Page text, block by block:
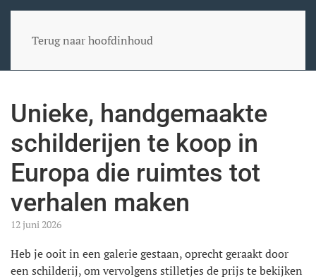
Terug naar hoofdinhoud
Unieke, handgemaakte
schilderijen te koop in
Europa die ruimtes tot
verhalen maken
12 juni 2026
Heb je ooit in een galerie gestaan, oprecht geraakt door
een schilderij, om vervolgens stilletjes de prijs te bekijken